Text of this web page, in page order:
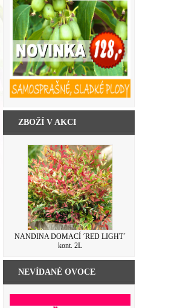
ZBOŽÍ V AKCI
NANDINA DOMACÍ ´RED LIGHT´
kont. 2L
NEVÍDANÉ OVOCE